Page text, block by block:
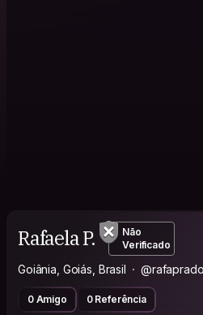
Rafaela P.
Não
Verificado
Goiânia, Goiás, Brasil @rafaprado
0 Amigo 0 Referência